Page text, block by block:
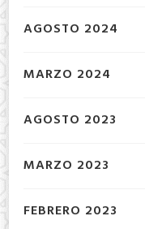
AGOSTO 2024
MARZO 2024
AGOSTO 2023
MARZO 2023
FEBRERO 2023